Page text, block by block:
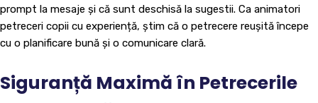
prompt la mesaje și că sunt deschisă la sugestii. Ca animatori
petreceri copii cu experiență, știm că o petrecere reușită începe
cu o planificare bună și o comunicare clară.
Siguranță Maximă în Petrecerile